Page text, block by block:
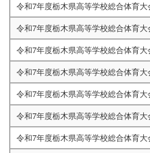
令和7年度栃木県高等学校総合体育
令和7年度栃木県高等学校総合体育
令和7年度栃木県高等学校総合体育
令和7年度栃木県高等学校総合体育
令和7年度栃木県高等学校総合体育
令和7年度栃木県高等学校総合体育
令和7年度栃木県高等学校総合体育